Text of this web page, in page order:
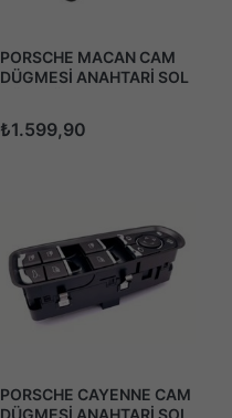
PORSCHE MACAN CAM
DÜGMESİ ANAHTARİ SOL
₺1.599,90
PORSCHE CAYENNE CAM